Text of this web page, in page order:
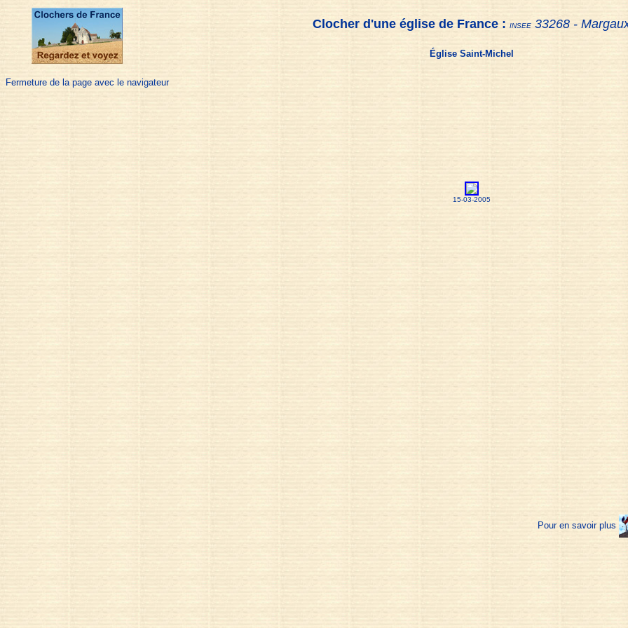
Clocher d'une église de France : INSEE 33268 -
Église Saint-Michel
Fermeture de la page avec le navigateur
15-03-2005
Pour en savoir plus